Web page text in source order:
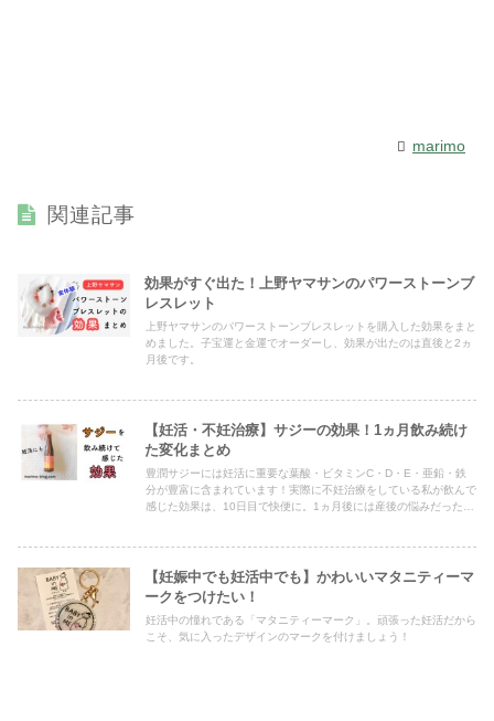
marimo
関連記事
効果がすぐ出た！上野ヤマサンのパワーストーンブ
レスレット
上野ヤマサンのパワーストーンブレスレットを購入した効果をまと
めました。子宝運と金運でオーダーし、効果が出たのは直後と2ヵ
月後です。
【妊活・不妊治療】サジーの効果！1ヵ月飲み続け
た変化まとめ
豊潤サジーには妊活に重要な葉酸・ビタミンC・D・E・亜鉛・鉄
分が豊富に含まれています！実際に不妊治療をしている私が飲んで
感じた効果は、10日目で快便に。1ヵ月後には産後の悩みだった寝
【妊娠中でも妊活中でも】かわいいマタニティーマ
ークをつけたい！
妊活中の憧れである「マタニティーマーク」。頑張った妊活だから
こそ、気に入ったデザインのマークを付けましょう！